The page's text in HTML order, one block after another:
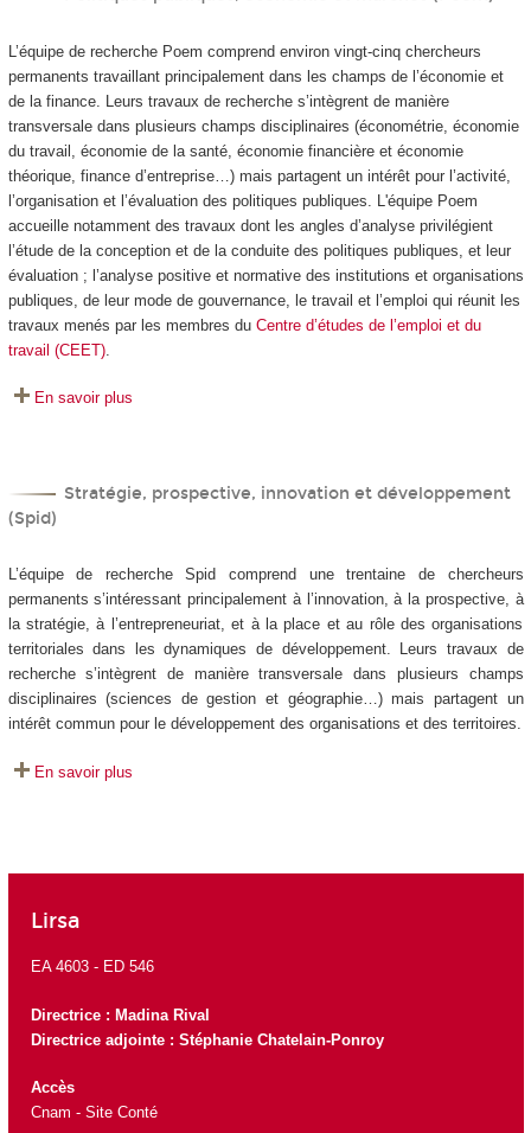
L’équipe de recherche Poem comprend environ vingt-cinq chercheurs
permanents travaillant principalement dans les champs de l’économie et
de la finance. Leurs travaux de recherche s’intègrent de manière
transversale dans plusieurs champs disciplinaires (économétrie, économie
du travail, économie de la santé, économie financière et économie
théorique, finance d’entreprise…) mais partagent un intérêt pour l’activité,
l’organisation et l’évaluation des politiques publiques. L'équipe Poem
accueille notamment des travaux dont les angles d’analyse privilégient
l’étude de la conception et de la conduite des politiques publiques, et leur
évaluation ; l’analyse positive et normative des institutions et organisations
publiques, de leur mode de gouvernance, le travail et l’emploi qui réunit les
travaux menés par les membres du Centre d’études de l’emploi et du
travail (CEET).
En savoir plus
Stratégie, prospective, innovation et développement
(Spid)
L’équipe de recherche Spid comprend une trentaine de chercheurs
permanents s’intéressant principalement à l’innovation, à la prospective, à
la stratégie, à l’entrepreneuriat, et à la place et au rôle des organisations
territoriales dans les dynamiques de développement. Leurs travaux de
recherche s’intègrent de manière transversale dans plusieurs champs
disciplinaires (sciences de gestion et géographie…) mais partagent un
intérêt commun pour le développement des organisations et des territoires.
En savoir plus
Lirsa
EA 4603 - ED 546
Directrice : Madina Rival
Directrice adjointe : Stéphanie Chatelain-Ponroy
Accès
Cnam - Site Conté